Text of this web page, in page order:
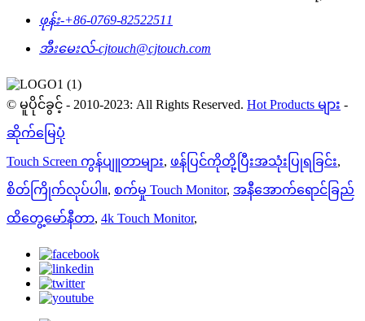
ဖုန်း-+86-0769-82522511
အီးမေးလ်-cjtouch@cjtouch.com
© မူပိုင်ခွင့် - 2010-2023: All Rights Reserved. Hot Products များ -
ဆိုက်မြေပုံ
Touch Screen ကွန်ပျူတာများ, ဖန်ပြင်ကိုတို့ပြီးအသုံးပြုရခြင်း,
စိတ်ကြိုက်လုပ်ပါ။, စက်မှု Touch Monitor, အနီအောက်ရောင်ခြည်
ထိတွေ့မော်နီတာ, 4k Touch Monitor,